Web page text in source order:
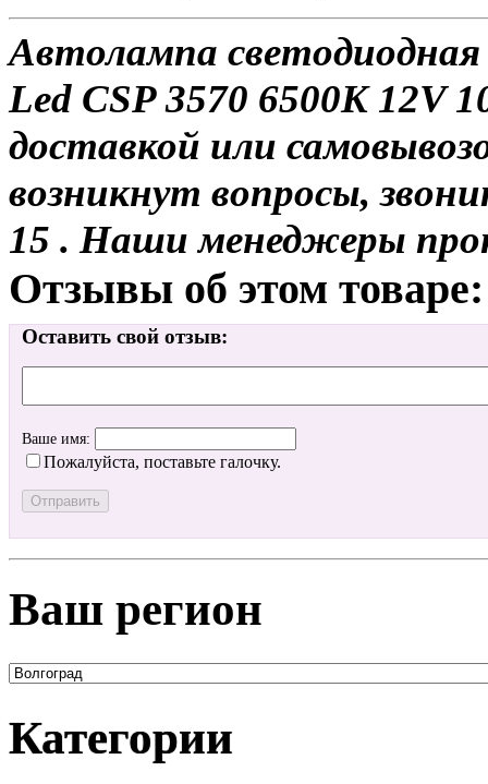
Автолампа
Led CSP 3570 6500K 12V
доставкой или
возникнут вопросы,
15 . Наши менеджеры
Отзывы об этом товаре:
Оставить свой отзыв:
Ваше имя:
Пожалуйста, поставьте галочку.
Ваш регион
Категории